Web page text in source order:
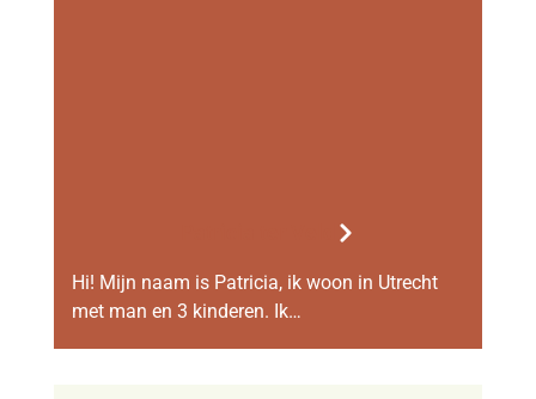
Hi! Mijn naam is Patricia, ik woon in Utrecht
met man en 3 kinderen. Ik…